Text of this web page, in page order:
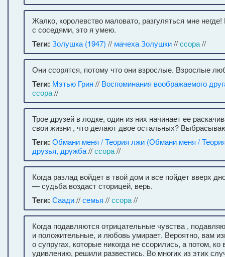
Жалко, королевство маловато, разгуляться мне
с соседями, это я умею.
Теги: Золушка (1947) // мачеха Золушки//ссора//
Они ссорятся, потому что они взрослые. Взрослые
Теги: Мэтью Грин// Воспоминания воображаемого
ссора//
Трое друзей в лодке, один из них начинает ее
свои жизни , что делают двое остальных?
Теги: Обмани меня / Теория лжи (Обмани меня /
друзья, дружба//ссора//
Когда разлад войдет в твой дом и все пойдет вверх
— судьба воздаст сторицей, верь.
Теги: Саади//семья //ссора//
Когда подавляются отрицательные чувства ,
и положительные, и любовь умирает. Вероятно, вам
о супругах, которые никогда не ссорились, а потом,
удивлению, решили развестись. Во многих из этих